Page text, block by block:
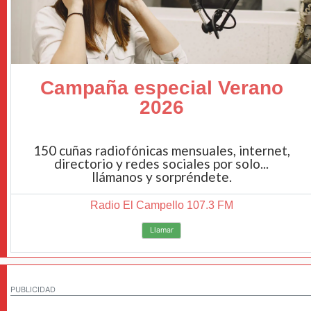
Campaña especial Verano
2026
150 cuñas radiofónicas mensuales, internet,
directorio y redes sociales por solo...
llámanos y sorpréndete.
Radio El Campello 107.3 FM
Llamar
PUBLICIDAD